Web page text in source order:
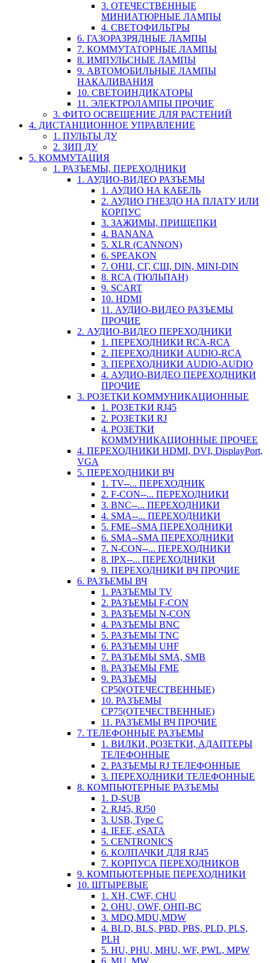
3. ОТЕЧЕСТВЕННЫЕ
МИНИАТЮРНЫЕ ЛАМПЫ
4. СВЕТОФИЛЬТРЫ
6. ГАЗОРАЗРЯДНЫЕ ЛАМПЫ
7. КОММУТАТОРНЫЕ ЛАМПЫ
8. ИМПУЛЬСНЫЕ ЛАМПЫ
9. АВТОМОБИЛЬНЫЕ ЛАМПЫ
НАКАЛИВАНИЯ
10. СВЕТОИНДИКАТОРЫ
11. ЭЛЕКТРОЛАМПЫ ПРОЧИЕ
3. ФИТО ОСВЕЩЕНИЕ ДЛЯ РАСТЕНИЙ
4. ДИСТАНЦИОННОЕ УПРАВЛЕНИЕ
1. ПУЛЬТЫ ДУ
2. ЗИП ДУ
5. КОММУТАЦИЯ
1. РАЗЪЕМЫ, ПЕРЕХОДНИКИ
1. АУДИО-ВИДЕО РАЗЪЕМЫ
1. АУДИО НА КАБЕЛЬ
2. АУДИО ГНЕЗДО НА ПЛАТУ ИЛИ
КОРПУС
3. ЗАЖИМЫ, ПРИЩЕПКИ
4. BANANA
5. XLR (CANNON)
6. SPEAKON
7. ОНЦ, СГ, СШ, DIN, MINI-DIN
8. RCA (ТЮЛЬПАН)
9. SCART
10. HDMI
11. АУДИО-ВИДЕО РАЗЪЕМЫ
ПРОЧИЕ
2. АУДИО-ВИДЕО ПЕРЕХОДНИКИ
1. ПЕРЕХОДНИКИ RCA-RCA
2. ПЕРЕХОДНИКИ AUDIO-RCA
3. ПЕРЕХОДНИКИ AUDIO-AUDIO
4. АУДИО-ВИДЕО ПЕРЕХОДНИКИ
ПРОЧИЕ
3. РОЗЕТКИ КОММУНИКАЦИОННЫЕ
1. РОЗЕТКИ RJ45
2. РОЗЕТКИ RJ
4. РОЗЕТКИ
КОММУНИКАЦИОННЫЕ ПРОЧЕЕ
4. ПЕРЕХОДНИКИ HDMI, DVI, DisplayPort,
VGA
5. ПЕРЕХОДНИКИ ВЧ
1. TV--... ПЕРЕХОДНИК
2. F-CON--... ПЕРЕХОДНИКИ
3. BNC--... ПЕРЕХОДНИКИ
4. SMA--... ПЕРЕХОДНИКИ
5. FME--SMA ПЕРЕХОДНИКИ
6. SMA--SMA ПЕРЕХОДНИКИ
7. N-CON--... ПЕРЕХОДНИКИ
8. IPX--... ПЕРЕХОДНИКИ
9. ПЕРЕХОДНИКИ ВЧ ПРОЧИЕ
6. РАЗЪЕМЫ ВЧ
1. РАЗЪЕМЫ TV
2. РАЗЪЕМЫ F-CON
3. РАЗЪЕМЫ N-CON
4. РАЗЪЕМЫ BNC
5. РАЗЪЕМЫ TNC
6. РАЗЪЕМЫ UHF
7. РАЗЪЕМЫ SMA, SMB
8. РАЗЪЕМЫ FME
9. РАЗЪЕМЫ
СР50(ОТЕЧЕСТВЕННЫЕ)
10. РАЗЪЕМЫ
СР75(ОТЕЧЕСТВЕННЫЕ)
11. РАЗЪЕМЫ ВЧ ПРОЧИЕ
7. ТЕЛЕФОННЫЕ РАЗЪЕМЫ
1. ВИЛКИ, РОЗЕТКИ, АДАПТЕРЫ
ТЕЛЕФОННЫЕ
2. РАЗЪЕМЫ RJ ТЕЛЕФОННЫЕ
3. ПЕРЕХОДНИКИ ТЕЛЕФОННЫЕ
8. КОМПЬЮТЕРНЫЕ РАЗЪЕМЫ
1. D-SUB
2. RJ45, RJ50
3. USB, Type C
4. IEEE, eSATA
5. CENTRONICS
6. КОЛПАЧКИ ДЛЯ RJ45
7. КОРПУСА ПЕРЕХОДНИКОВ
9. КОМПЬЮТЕРНЫЕ ПЕРЕХОДНИКИ
10. ШТЫРЕВЫЕ
1. XH, CWF, CHU
2. OHU, OWF, ОНП-ВС
3. MDQ,MDU,MDW
4. BLD, BLS, PBD, PBS, PLD, PLS,
PLH
5. HU, PHU, MHU, WF, PWL, MPW
6. MU, MW